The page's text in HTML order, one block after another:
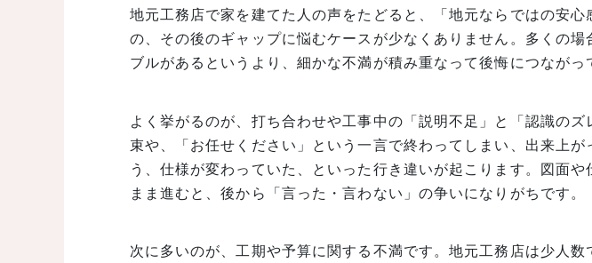
地元工務店で家を建てた人の声をたどると、「地元ならではの安
の、その後のギャップに悩むケースが少なくありません。多くの場
ブルがあるというより、細かな不満が積み重なって後悔につながっ
よく挙がるのが、打ち合わせや工事中の「説明不足」と「認識の
束や、「お任せください」という一言で終わってしまい、出来上
う、仕様が変わっていた、といった行き違いが起こります。図面
まま進むと、後から「言った・言わない」の争いになりがちです。
次に多いのが、工期や予算に関する不満です。地元工務店は少人